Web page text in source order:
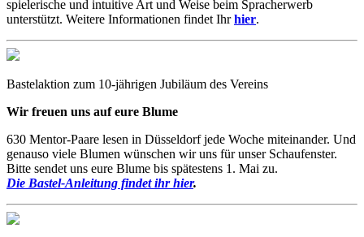
spielerische und intuitive Art und Weise beim Spracherwerb
unterstützt. Weitere Informationen findet Ihrhier.
Bastelaktion zum 10-jährigen Jubiläum des Vereins
Wir freuen uns auf eure Blume
630 Mentor-Paare lesen in Düsseldorf jede Woche miteinander. Und
genauso viele Blumen wünschen wir uns für unser Schaufenster.
Bitte sendet uns eure Blume bis spätestens 1. Mai zu.
Die Bastel-Anleitung findet ihr hier.